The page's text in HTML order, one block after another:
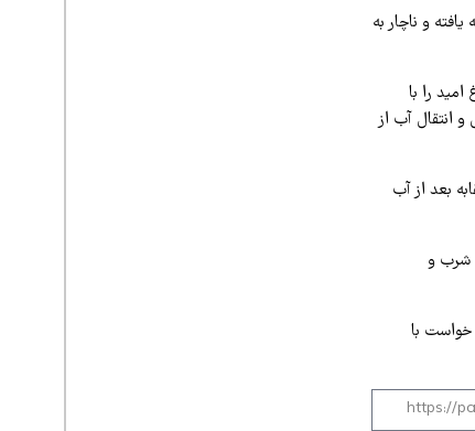
هکتار به ۷۵۰ هزار هکتار توسعه یافته و ناچار به
را با
انتقال آب از
بعد از آب
شرب و
خواست با